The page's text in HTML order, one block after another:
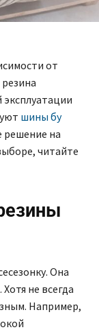
от
эксплуатации
шины бу
на
читайте
Она
не всегда
Например,